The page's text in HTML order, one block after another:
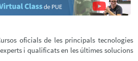
oficials de les principals tecnologies
i qualificats en les últimes solucions